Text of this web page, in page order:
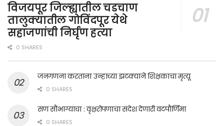
विजयपूर जिल्ह्यातील चडचाण
तालुक्यातील गोविंदपूर येथे
सहाजणांची निर्घृण हत्या
0 SHARES
जनगणना करताना उन्हाच्या झटक्याने शिक्षकाचा मृत्यू
0 SHARES
सण सौभाग्याचा : वृक्षरोपणाचा संदेश देणारी वटपौर्णिमा
0 SHARES